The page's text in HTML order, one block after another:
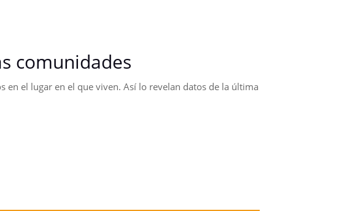
comunidades
el lugar en el que viven. Así lo revelan datos de la última